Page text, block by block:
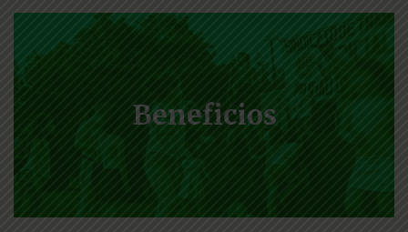
Beneficios